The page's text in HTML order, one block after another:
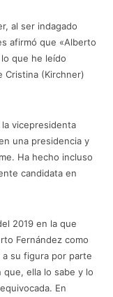
al ser indagado
afirmó que «Alberto
que he leído
Cristina (Kirchner)
vicepresidenta
una presidencia y
Ha hecho incluso
candidata en
2019 en la que
Fernández como
su figura por parte
que, ella lo sabe y lo
En